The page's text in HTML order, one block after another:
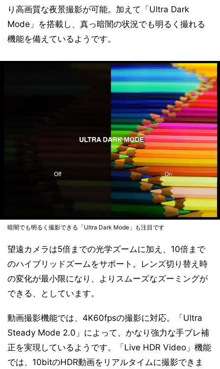
り高画質な夜景撮影が可能。加えて「Ultra Dark
Mode」を搭載し、真っ暗闇の状況でも明るく撮れる
機能を備えているようです。
暗闇でも明るく撮影できる「Ultra Dark Mode」も注目です
望遠カメラは5倍までの光学ズームに加え、10倍まで
のハイブリッドズームをサポート。レンズ切り替え時
の変化が最小限になり、よりスムーズなズーミングが
できる、としています。
動画撮影機能では、4K60fpsの撮影に対応。「Ultra
Steady Mode 2.0」によって、かなり強力な手ブレ補
正を実現しているようです。「Live HDR Video」機能
では、10bitのHDR動画をリアルタイムに撮影できま